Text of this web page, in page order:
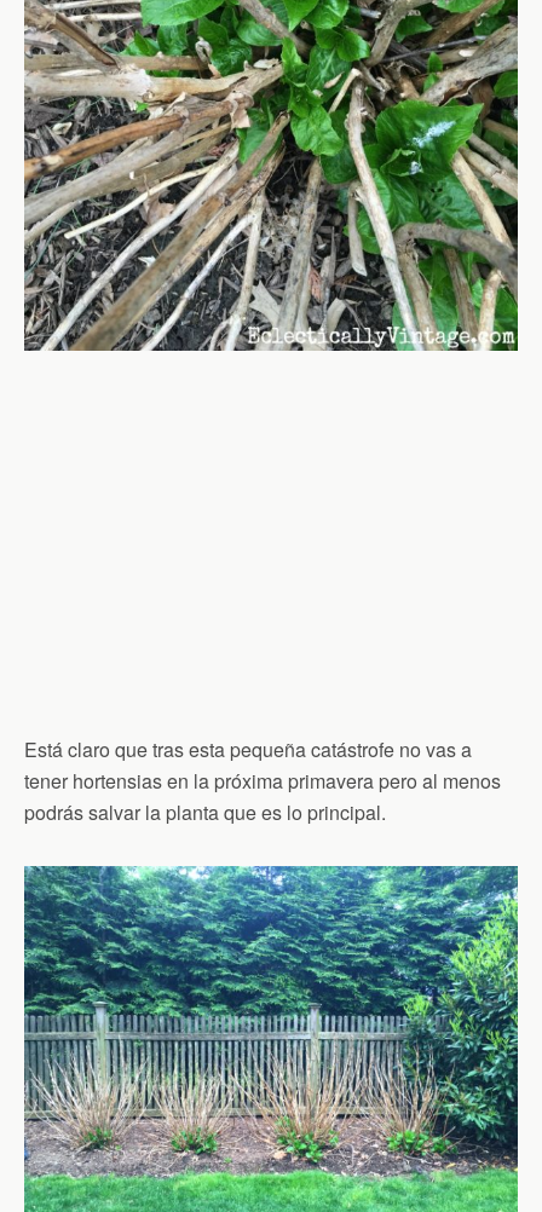
Está claro que tras esta pequeña catástrofe no vas a
tener hortensias en la próxima primavera pero al menos
podrás salvar la planta que es lo principal.